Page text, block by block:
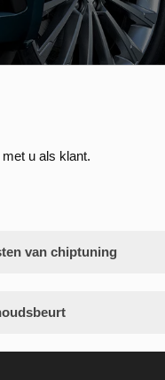
u als klant.
van chiptuning